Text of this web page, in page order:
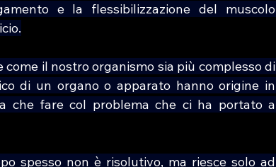
e la flessibilizzazione del muscolo
il nostro organismo sia più complesso di
di un organo o apparato hanno origine in
che fare col problema che ci ha portato a
spesso non è risolutivo, ma riesce solo ad